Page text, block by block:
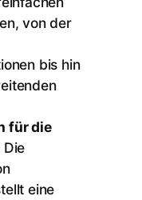
von der
bis hin
für die
Die
eine